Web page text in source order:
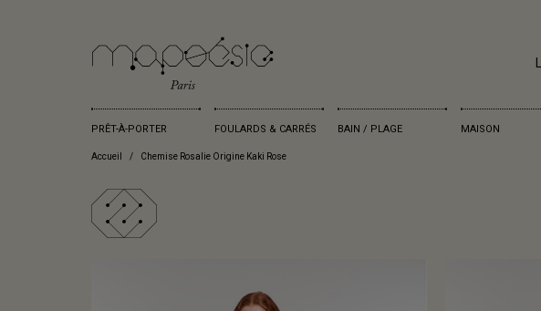
PRÊT-À-PORTER FOULARDS & CARRÉS BAIN / PLAGE MAISON
Accueil Chemise Rosalie Origine Kaki Rose